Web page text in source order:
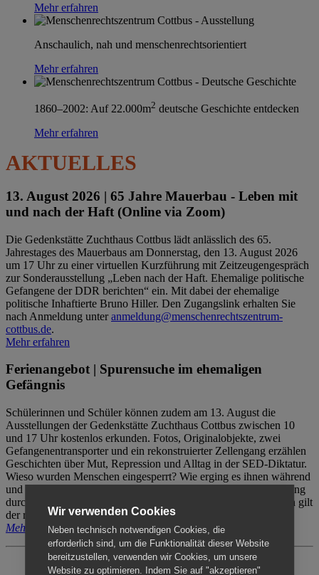
Mehr erfahren
Anschaulich, nah und menschenrechtsorientiert
Mehr erfahren
1860–2002: Auf 22.000m2 deutsche Geschichte entdecken
Mehr erfahren
AKTUELLES
13. August 2026 | 65 Jahre Mauerbau - Leben mit
und nach der Haft (Online via Zoom)
Die Gedenkstätte Zuchthaus Cottbus lädt anlässlich des 65.
Jahrestages des Mauerbaus am Donnerstag, den 13. August 2026
um 17 Uhr zu einer virtuellen Kurzführung mit Zeitzeugengespräch
zur Sonderausstellung „Leben nach der Haft. Ehemalige politische
Gefangene der DDR berichten“ ein. Mit dabei der ehemalige
politische Inhaftierte Bruno Hiller. Den Zugangslink erhalten Sie
nach Anmeldung unteranmeldung@menschenrechtszentrum-
cottbus.de.
Mehr erfahren
Ferienangebot | Spurensuche im ehemaligen
Gefängnis
Schülerinnen und Schüler können zudem am 13. August die
Ausstellungen der Gedenkstätte Zuchthaus Cottbus zwischen 10
und 17 Uhr kostenlos erkunden. Fotos, Originalobjekte, zwei
Gefangenentransporter und ein rekonstruierter Zellengang erzählen
Geschichten über Mut, Repression und Alltag in der SED-Diktatur.
Wieso wurden Menschen eingesperrt? Wie erging es ihnen während
und nach der Haft? Der Besuch erfolgt individuell ohne Betreuung
durch das Menschenrechtszentrum Cottbus. Für Begleitpersonen gilt
der reguläre Eintritt (8€ / ermäßigt 5€).
Mehr erfahren
Wir verwenden Cookies
Neben technisch notwendigen Cookies, die
erforderlich sind, um die Funktionalität dieser Website
bereitzustellen, verwenden wir Cookies, um unsere
Website zu optimieren. Indem Sie auf "akzeptieren"